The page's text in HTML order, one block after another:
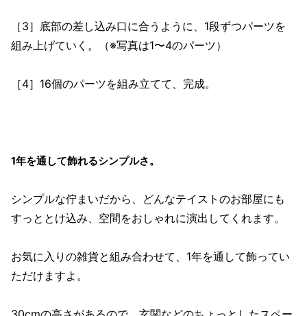
［3］底部の差し込み口に合うように、1段ずつパーツを
組み上げていく。（※写真は1〜4のパーツ）
［4］16個のパーツを組み立てて、完成。
1年を通して飾れるシンプルさ。
シンプルな佇まいだから、どんなテイストのお部屋にも
すっととけ込み、空間をおしゃれに演出してくれます。
お気に入りの雑貨と組み合わせて、1年を通して飾ってい
ただけますよ。